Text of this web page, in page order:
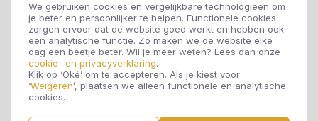
We gebruiken cookies en vergelijkbare technologieën om
je beter en persoonlijker te helpen. Functionele cookies
zorgen ervoor dat de website goed werkt en hebben ook
een analytische functie. Zo maken we de website elke
dag een beetje beter. Wil je meer weten? Lees dan onze
cookie- en privacyverklaring.
Klik op ‘Oké’ om te accepteren. Als je kiest voor
‘Weigeren’, plaatsen we alleen functionele en analytische
cookies.
Motief: Stroken
Dikte: 2,5 mm
Breedte: